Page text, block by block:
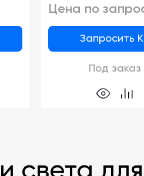
Цена по
Запросить
Под заказ